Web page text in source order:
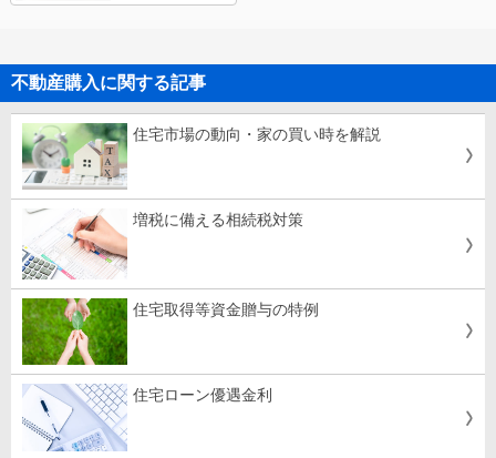
不動産購入に関する記事
住宅市場の動向・家の買い時を解説
増税に備える相続税対策
住宅取得等資金贈与の特例
住宅ローン優遇金利